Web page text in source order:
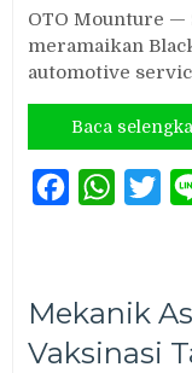
OTO Mounture
meramaikan
automotive
Baca
Facebook
Mekanik
Vaksinasi